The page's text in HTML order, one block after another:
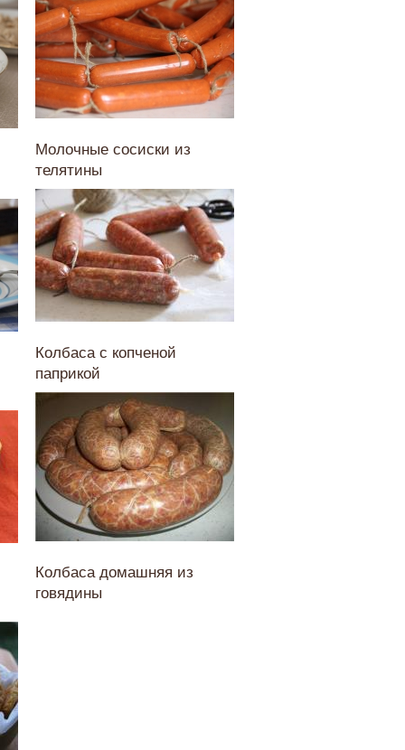
Молочные сосиски из
телятины
Колбаса с копченой
паприкой
Колбаса домашняя из
говядины